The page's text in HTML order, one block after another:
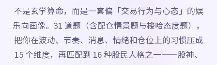
不是玄学算命，而是一套偏「交易行为与心态」的娱
乐向画像。31 道题（含配仓情景题与梭哈态度题），
把你在波动、节奏、消息、情绪和仓位上的习惯压成
15 个维度，再匹配到 16 种股民人格之一——股神、